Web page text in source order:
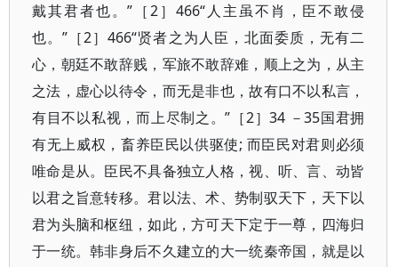
戴其君者也。”［2］466“人主虽不肖，臣不敢侵
也。”［2］466“贤者之为人臣，北面委质，无有二
心，朝廷不敢辞贱，军旅不敢辞难，顺上之为，从主
之法，虚心以待令，而无是非也，故有口不以私言，
有目不以私视，而上尽制之。”［2］34 －35国君拥
有无上威权，畜养臣民以供驱使; 而臣民对君则必须
唯命是从。臣民不具备独立人格，视、听、言、动皆
以君之旨意转移。君以法、术、势制驭天下，天下以
君为头脑和枢纽，如此，方可天下定于一尊，四海归
于一统。韩非身后不久建立的大一统秦帝国，就是以